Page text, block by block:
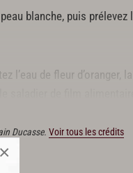
×
blanche, puis prélevez
l’eau de fleur d’oranger,
Ducasse. Voir tous les crédits